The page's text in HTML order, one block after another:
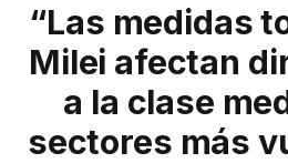
“Las medidas
Milei afectan
a la clase
sectores más